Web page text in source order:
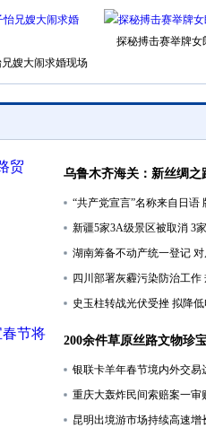
嫂大闹求婚现场
探秘搏击赛举牌女
乌鲁木齐海关：新丝绸之
“共产党宣言”名称来自日语
新疆5家3A级景区被取消 3
湖南筹备不动产统一登记
四川部署灰霾污染防治工
史玉柱转战光伏受挫 拟降
200余件草原丝路文物珍
银联卡羊年春节境内外交易
重庆大轰炸民间索赔案一审
昆明出境游市场持续高速增